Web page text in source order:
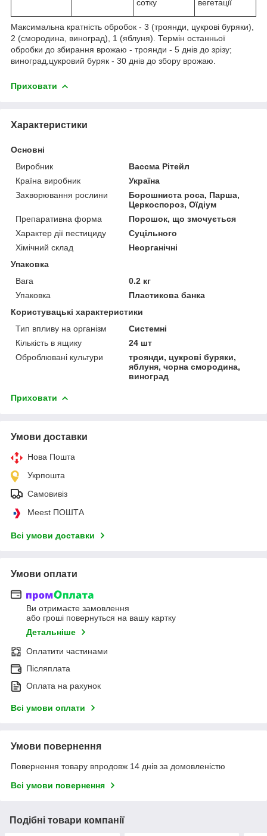
сотку вегетації
Максимальна кратність обробок - 3 (троянди, цукрові буряки),
2 (смородина, виноград), 1 (яблуня). Термін останньої
обробки до збирання врожаю - троянди - 5 днів до зрізу;
виноград,цукровий буряк - 30 днів до збору врожаю.
Приховати
Характеристики
Основні
Виробник
Вассма Рітейл
Країна виробник
Україна
Захворювання рослини
Борошниста роса, Парша,
Церкоспороз, Оїдіум
Препаративна форма
Порошок, що змочується
Характер дії пестициду
Суцільного
Хімічний склад
Неорганічні
Упаковка
Вага
0.2 кг
Упаковка
Пластикова банка
Користувацькі характеристики
Тип впливу на організм
Системні
Кількість в ящику
24 шт
Оброблювані культури
троянди, цукрові буряки,
яблуня, чорна смородина,
виноград
Приховати
Умови доставки
Нова Пошта
Укрпошта
Самовивіз
Meest ПОШТА
Всі умови доставки
Умови оплати
Ви отримаєте замовлення
або гроші повернуться на вашу картку
Детальніше
Оплатити частинами
Післяплата
Оплата на рахунок
Всі умови оплати
Умови повернення
Повернення товару впродовж 14 днів за домовленістю
Всі умови повернення
Подібні товари компанії